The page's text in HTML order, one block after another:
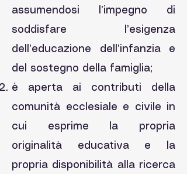
assumendosi l’impegno di
soddisfare l’esigenza
dell’educazione dell’infanzia e
del sostegno della famiglia;
è aperta ai contributi della
comunità ecclesiale e civile in
cui esprime la propria
originalità educativa e la
propria disponibilità alla ricerca